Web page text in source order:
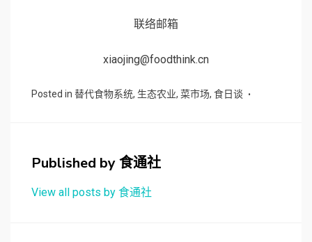
联络邮箱
xiaojing@foodthink.cn
Posted in 替代食物系统, 生态农业, 菜市场, 食日谈
Published by食通社
View all posts by 食通社